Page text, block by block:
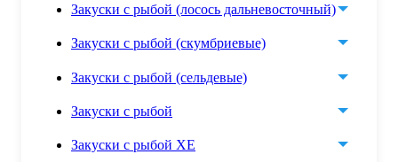
Закуски с рыбой (лосось дальневосточный)
Закуски с рыбой (скумбриевые)
Закуски с рыбой (сельдевые)
Закуски с рыбой
Закуски с рыбой ХЕ